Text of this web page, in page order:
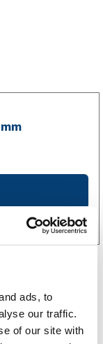
ads, to
our traffic.
of our site with